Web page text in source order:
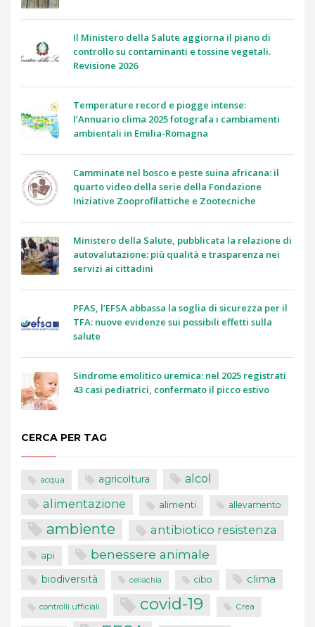
Il Ministero della Salute aggiorna il piano di
controllo su contaminanti e tossine vegetali.
Revisione 2026
Temperature record e piogge intense:
l’Annuario clima 2025 fotografa i cambiamenti
ambientali in Emilia-Romagna
Camminate nel bosco e peste suina africana: il
quarto video della serie della Fondazione
Iniziative Zooprofilattiche e Zootecniche
Ministero della Salute, pubblicata la relazione di
autovalutazione: più qualità e trasparenza nei
servizi ai cittadini
PFAS, l’EFSA abbassa la soglia di sicurezza per il
TFA: nuove evidenze sui possibili effetti sulla
salute
Sindrome emolitico uremica: nel 2025 registrati
43 casi pediatrici, confermato il picco estivo
CERCA PER TAG
acqua agricoltura alcol
alimentazione alimenti allevamento
ambiente antibiotico resistenza
api benessere animale
biodiversità celiachia cibo clima
controlli ufficiali covid-19 Crea